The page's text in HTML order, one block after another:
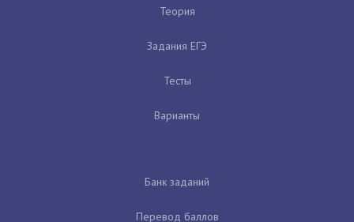
Теория
Задания ЕГЭ
Тесты
Варианты
Банк заданий
Перевод баллов